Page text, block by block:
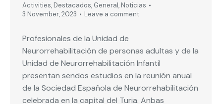
Activities, Destacados, General, Noticias
3 November, 2023
Leave a comment
Profesionales de la Unidad de
Neurorrehabilitación de personas adultas y de la
Unidad de Neurorrehabilitación Infantil
presentan sendos estudios en la reunión anual
de la Sociedad Española de Neurorrehabilitación
celebrada en la capital del Turia. Anbas